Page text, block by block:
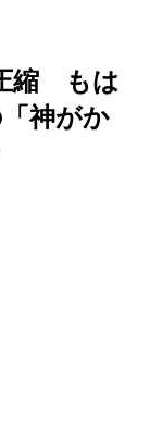
縮 もは
神がか